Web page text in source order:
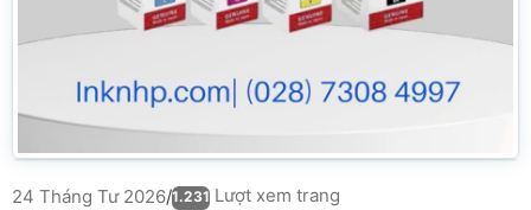
24 Tháng Tư 2026/1.231 Lượt xem trang